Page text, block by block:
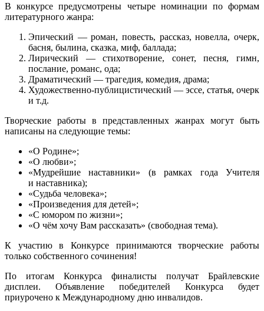
В конкурсе предусмотрены четыре номинации по формам
литературного жанра:
Эпический — роман, повесть, рассказ, новелла, очерк,
басня, былина, сказка, миф, баллада;
Лирический — стихотворение, сонет, песня, гимн,
послание, романс, ода;
Драматический — трагедия, комедия, драма;
Художественно-публицистический — эссе, статья, очерк
и т.д.
Творческие работы в представленных жанрах могут быть
написаны на следующие темы:
«О Родине»;
«О любви»;
«Мудрейшие наставники» (в рамках года Учителя
и наставника);
«Судьба человека»;
«Произведения для детей»;
«С юмором по жизни»;
«О чём хочу Вам рассказать» (свободная тема).
К участию в Конкурсе принимаются творческие работы
только собственного сочинения!
По итогам Конкурса финалисты получат Брайлевские
дисплеи. Объявление победителей Конкурса будет
приурочено к Международному дню инвалидов.